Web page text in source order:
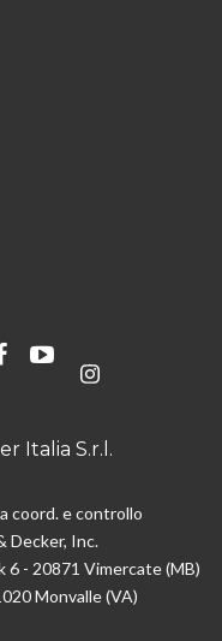
Italia S.r.l.
coord. e controllo
Decker, Inc.
6 - 20871 Vimercate (MB)
Monvalle (VA)